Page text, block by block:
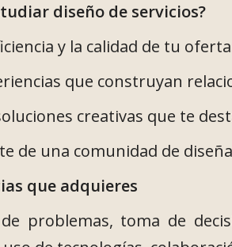
diseño de servicios?
y la calidad de tu
que construyan
creativas que te
de una comunidad de
que adquieres
de problemas, toma de